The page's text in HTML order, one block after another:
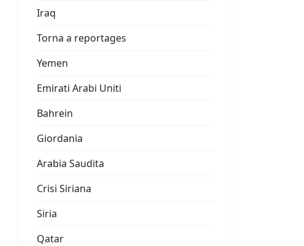
Iraq
Torna a reportages
Yemen
Emirati Arabi Uniti
Bahrein
Giordania
Arabia Saudita
Crisi Siriana
Siria
Qatar